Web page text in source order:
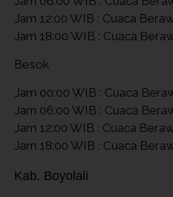
Jam 12:00 WIB : Cuaca
Jam 18:00 WIB : Cuaca
Besok
Jam 00:00 WIB : Cuaca
Jam 06:00 WIB : Cuaca
Jam 12:00 WIB : Cuaca
Jam 18:00 WIB : Cuaca
Kab. Boyolali